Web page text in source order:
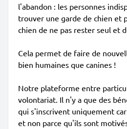
l'abandon : les personnes
trouver une garde de chien et
chien de ne pas rester seul et
Cela permet de faire de
bien humaines que canines !
Notre plateforme entre
volontariat. Il n'y a que des
qui s'inscrivent uniquement
et non parce qu'ils sont